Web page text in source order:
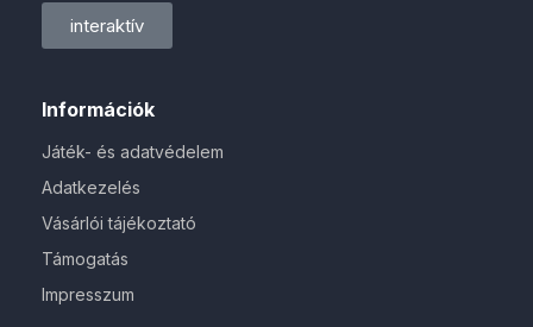
Információk
Játék- és adatvédelem
Adatkezelés
Vásárlói tájékoztató
Támogatás
Impresszum
interaktív